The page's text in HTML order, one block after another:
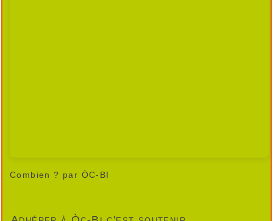
Combien ? par ÒC-BI